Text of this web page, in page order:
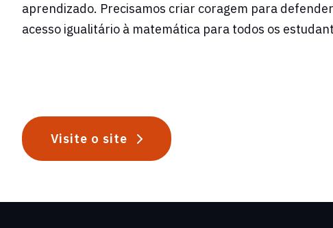
aprendizado. Precisamos criar coragem para
acesso igualitário à matemática para todos os
Visite o site